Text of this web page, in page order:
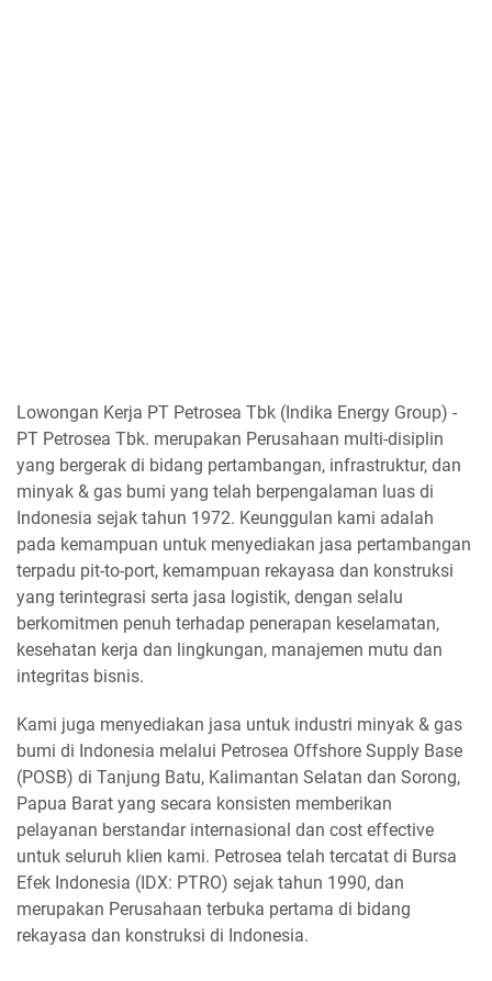
Lowongan Kerja PT Petrosea Tbk (Indika Energy Group) -
PT Petrosea Tbk. merupakan Perusahaan multi-disiplin
yang bergerak di bidang pertambangan, infrastruktur, dan
minyak & gas bumi yang telah berpengalaman luas di
Indonesia sejak tahun 1972. Keunggulan kami adalah
pada kemampuan untuk menyediakan jasa pertambangan
terpadu pit-to-port, kemampuan rekayasa dan konstruksi
yang terintegrasi serta jasa logistik, dengan selalu
berkomitmen penuh terhadap penerapan keselamatan,
kesehatan kerja dan lingkungan, manajemen mutu dan
integritas bisnis.
Kami juga menyediakan jasa untuk industri minyak & gas
bumi di Indonesia melalui Petrosea Offshore Supply Base
(POSB) di Tanjung Batu, Kalimantan Selatan dan Sorong,
Papua Barat yang secara konsisten memberikan
pelayanan berstandar internasional dan cost effective
untuk seluruh klien kami. Petrosea telah tercatat di Bursa
Efek Indonesia (IDX: PTRO) sejak tahun 1990, dan
merupakan Perusahaan terbuka pertama di bidang
rekayasa dan konstruksi di Indonesia.